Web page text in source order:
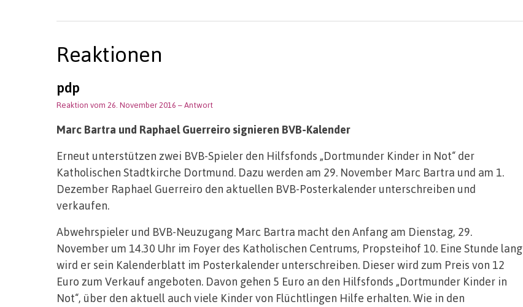
Reaktionen
pdp
Reaktion vom 26. November 2016 – Antwort
Marc Bartra und Raphael Guerreiro signieren BVB-Kalender
Erneut unterstützen zwei BVB-Spieler den Hilfsfonds „Dortmunder Kinder in Not“ der
Katholischen Stadtkirche Dortmund. Dazu werden am 29. November Marc Bartra und am 1.
Dezember Raphael Guerreiro den aktuellen BVB-Posterkalender unterschreiben und
verkaufen.
Abwehrspieler und BVB-Neuzugang Marc Bartra macht den Anfang am Dienstag, 29.
November um 14.30 Uhr im Foyer des Katholischen Centrums, Propsteihof 10. Eine Stunde lang
wird er sein Kalenderblatt im Posterkalender unterschreiben. Dieser wird zum Preis von 12
Euro zum Verkauf angeboten. Davon gehen 5 Euro an den Hilfsfonds „Dortmunder Kinder in
Not“, über den aktuell auch viele Kinder von Flüchtlingen Hilfe erhalten. Wie in den